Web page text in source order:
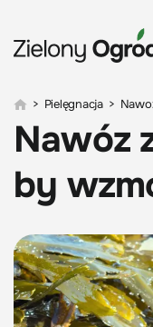
> Pielęgnacja >
Nawóz
by